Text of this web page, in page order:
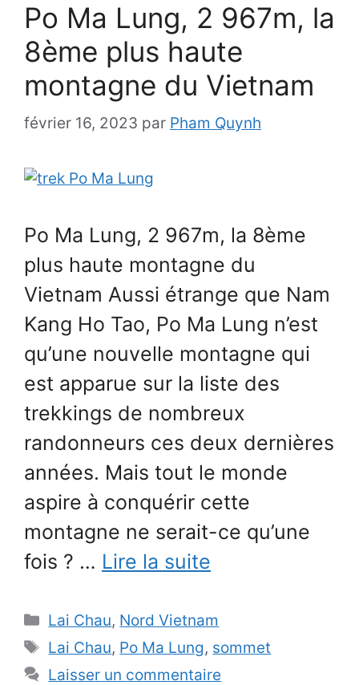
Po Ma Lung, 2 967m, la
8ème plus haute
montagne du Vietnam
février 16, 2023 par Pham Quynh
Po Ma Lung, 2 967m, la 8ème
plus haute montagne du
Vietnam Aussi étrange que Nam
Kang Ho Tao, Po Ma Lung n’est
qu’une nouvelle montagne qui
est apparue sur la liste des
trekkings de nombreux
randonneurs ces deux dernières
années. Mais tout le monde
aspire à conquérir cette
montagne ne serait-ce qu’une
fois ? … Lire la suite
Catégories
Lai Chau, Nord Vietnam
Étiquettes
Lai Chau, Po Ma Lung, sommet
Laisser un commentaire